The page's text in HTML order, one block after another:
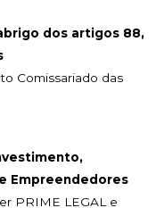
dos artigos 88,
Comissariado das
Empreendedores
PRIME LEGAL e